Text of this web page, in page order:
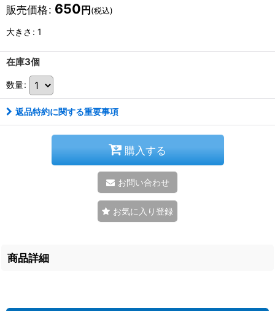
販売価格: 650 円 (税込)
大きさ : 1
在庫3個
数量:
返品特約に関する重要事項
購入する
お問い合わせ
お気に入り登録
商品詳細